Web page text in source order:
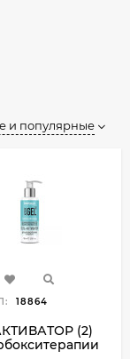
и популярные
18864
(2)